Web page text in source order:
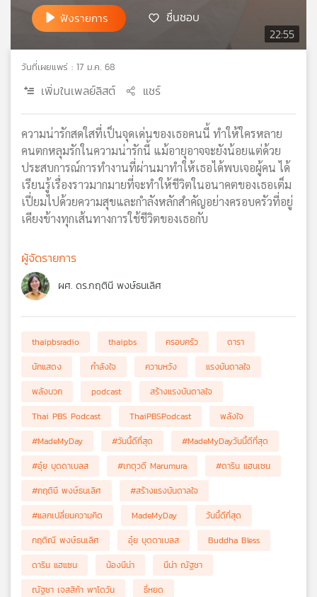
แผนที่
เครือ
ข่าย
22:55
ฟังรายการ ชื่นชอบ
วันที่เผยแพร่ : 17 ม.ค. 68
เพิ่มในเพลย์ลิสต์ แชร์
ความน่ารักสดใสที่เป็นจุดเด่นของเธอคนนี้ ทำให้ใครหลาย
คนตกหลุมรักในความน่ารักนี้ แม้อายุอาจจะยังน้อยแต่ด้วย
ประสบการณ์การทำงานที่ผ่านมาทำให้เธอได้พบเจอผู้คน ได้
เรียนรู้เรื่องราวมากมายที่จะทำให้ชีวิตในอนาคตของเธอเต็ม
เปี่ยมไปด้วยความสุขและกำลังหลักสำคัญอย่างครอบครัวที่อยู่
เคียงข้างทุกเส้นทางการใช้ชีวิตของเธอกับ
ผู้จัดรายการ
ผศ. ดร.กฤตินี พงษ์ธนเลิศ
thaipbsradio thaipbs ครอบครัว
ดารา
นักแสดง
กำลังใจ ความหวัง
แรงบันดาลใจ
พลังบวก
podcast
สร้างแรงบันดาลใจ
Thai PBS Podcast
ThaiPBSPodcast
พลังใจ
#MadeMyDay
#วันนี้ดีที่สุด
#MadeMyDayวันนี้ดีที่สุด
#อุ๋ย บุดดาเบลส
#เกตุวดี Marumura
#ดาริน แฮนเซน
#กฤตินี พงษ์ธนเลิศ
#สร้างแรงบันดาลใจ
#แลกเปลี่ยนความคิด
MadeMyDay
วันนี้ดีที่สุด
กฤติณี พงษ์ธนเลิศ
อุ๋ย บุดดาเบลส
Buddha Bless
ดาริน แฮแซน
น้องนีน่า
นีน่า ณัฐชา
ณัฐชา เจสสิก้า พาโดวัน
ธี่หยด